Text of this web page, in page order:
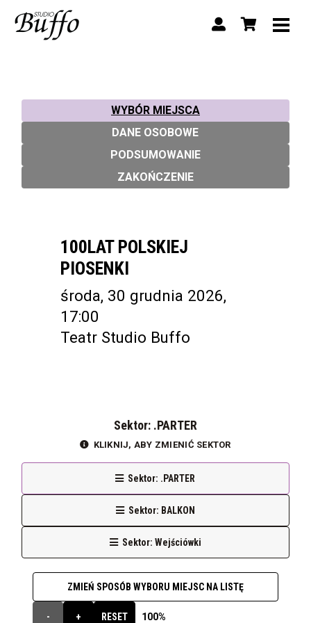
WYBÓR MIEJSCA
DANE OSOBOWE
PODSUMOWANIE
ZAKOŃCZENIE
100LAT POLSKIEJ
PIOSENKI
środa, 30 grudnia 2026,
17:00
Teatr Studio Buffo
Sektor: .PARTER
KLIKNIJ, ABY ZMIENIĆ SEKTOR
Sektor: .PARTER
Sektor: BALKON
Sektor: Wejściówki
ZMIEŃ SPOSÓB WYBORU MIEJSC NA LISTĘ
- + RESET 100%